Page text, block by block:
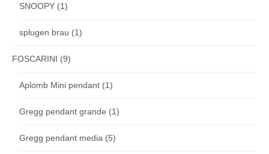
SNOOPY (1)
splugen brau (1)
FOSCARINI (9)
Aplomb Mini pendant (1)
Gregg pendant grande (1)
Gregg pendant media (5)